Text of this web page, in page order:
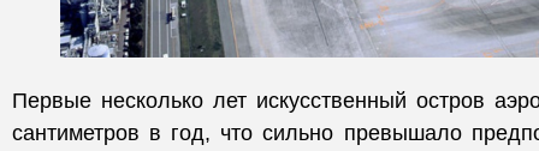
Первые несколько лет искусственный остров
сантиметров в год, что сильно превышало